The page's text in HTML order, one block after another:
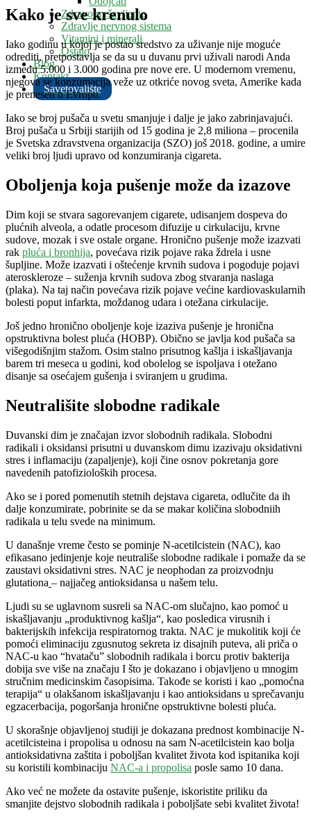
Zdravo mršavljenje
Zdravlje nervnog sistema
Vitamini i minerali
Ostalo
Blog
Kontakt
Savetovalište
Kako je sve krenulo
Iako godinu u kojoj je postao sredstvo za uživanje nije moguće
odrediti, pretpostavlja se da su u duvanu prvi uživali narodi Anda
između 5.000 i 3.000 godina pre nove ere. U modernom vremenu,
njegova se konzumacija veže uz otkriće novog sveta, Amerike kada
je prenesen u Evropu.
Iako se broj pušača u svetu smanjuje i dalje je jako zabrinjavajući.
Broj pušača u Srbiji starijih od 15 godina je 2,8 miliona – procenila
je Svetska zdravstvena organizacija (SZO) još 2018. godine, a umire
veliki broj ljudi upravo od konzumiranja cigareta.
Oboljenja koja pušenje može da izazove
Dim koji se stvara sagorevanjem cigarete, udisanjem dospeva do
plućnih alveola, a odatle procesom difuzije u cirkulaciju, krvne
sudove, mozak i sve ostale organe. Hronično pušenje može izazvati
rak pluća i bronhija, povećava rizik pojave raka ždrela i usne
šupljine. Može izazvati i oštećenje krvnih sudova i pogoduje pojavi
ateroskleroze – suženja krvnih sudova zbog stvaranja naslaga
(plaka). Na taj način povećava rizik pojave većine kardiovaskularnih
bolesti poput infarkta, moždanog udara i otežana cirkulacije.
Još jedno hronično oboljenje koje izaziva pušenje je hronična
opstruktivna bolest pluća (HOBP). Obično se javlja kod pušača sa
višegodišnjim stažom. Osim stalno prisutnog kašlja i iskašljavanja
barem tri meseca u godini, kod obolelog se ispoljava i otežano
disanje sa osećajem gušenja i sviranjem u grudima.
Neutrališite slobodne radikale
Duvanski dim je značajan izvor slobodnih radikala. Slobodni
radikali i oksidansi prisutni u duvanskom dimu izazivaju oksidativni
stres i inflamaciju (zapaljenje), koji čine osnov pokretanja gore
navedenih patofizioloških procesa.
Ako se i pored pomenutih stetnih dejstava cigareta, odlučite da ih
dalje konzumirate, pobrinite se da se makar količina slobodniih
radikala u telu svede na minimum.
U današnje vreme često se pominje N-acetilcistein (NAC), kao
efikasano jedinjenje koje neutrališe slobodne radikale i pomaže da se
zaustavi oksidativni stres. NAC je neophodan za proizvodnju
glutationa – najjačeg antioksidansa u našem telu.
Ljudi su se uglavnom susreli sa NAC-om slučajno, kao pomoć u
iskašljavanju „produktivnog kašlja“, kao posledica virusnih i
bakterijskih infekcija respiratornog trakta. NAC je mukolitik koji će
pomoći eliminaciju zgusnutog sekreta iz disajnih puteva, ali priča o
NAC-u kao “hvataču” slobodnih radikala i borcu protiv bakterija
dobija sve više na značaju I što je dokazano i objavljeno u mnogim
stručnim medicinskim časopisima. Takođe se koristi i kao „pomoćna
terapija“ u olakšanom iskašljavanju i kao antioksidans u sprečavanju
egzacerbacija, pogoršanja hronične opstruktivne bolesti pluća.
U skorašnje objavljenoj studiji je dokazana prednost kombinacije N-
acetilcisteina i propolisa u odnosu na sam N-acetilcistein kao bolja
antioksidativna zaštita i poboljšan kvalitet života kod ispitanika koji
su koristili kombinaciju NAC-a i propolisa posle samo 10 dana.
Ako već ne možete da ostavite pušenje, iskoristite priliku da
smanjite dejstvo slobodnih radikala i poboljšate sebi kvalitet života!